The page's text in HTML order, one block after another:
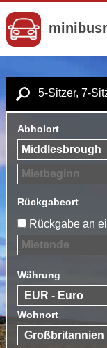
5-Sitzer, 7-
Abholort
Rückgabeort
Rückgabe an
Währung
Wohnort